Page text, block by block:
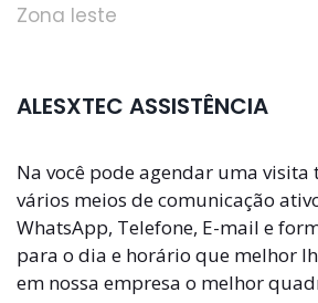
Zona leste
ALESXTEC ASSISTÊNCIA
Na você pode agendar uma
vários meios de comunicação
WhatsApp, Telefone, E-mail e
para o dia e horário que melhor
em nossa empresa o melhor